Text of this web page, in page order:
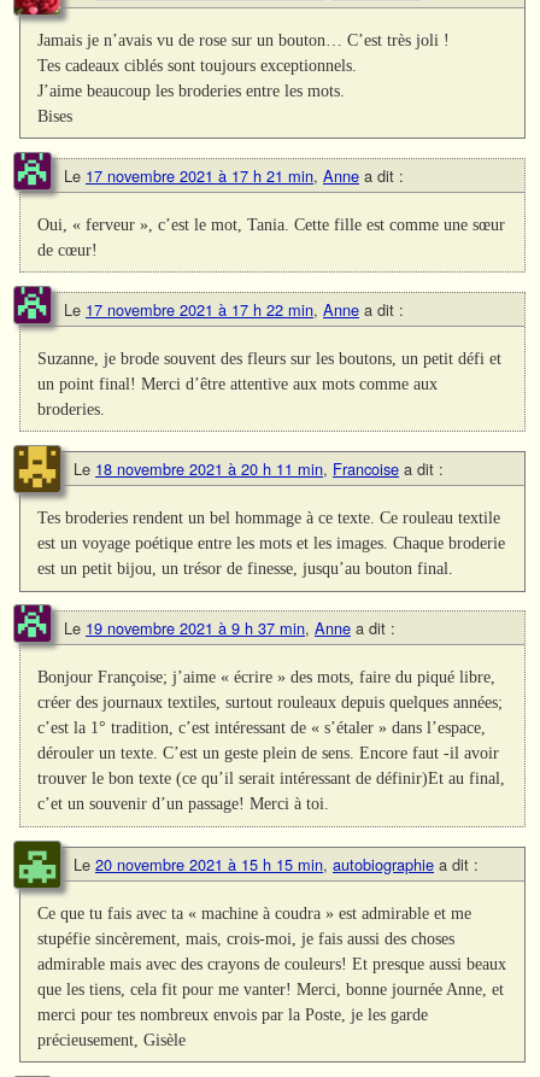
Jamais je n’avais vu de rose sur un bouton… C’est très joli !
Tes cadeaux ciblés sont toujours exceptionnels.
J’aime beaucoup les broderies entre les mots.
Bises
Le 17 novembre 2021 à 17 h 21 min, Anne a dit :
Oui, « ferveur », c’est le mot, Tania. Cette fille est comme une sœur
de cœur!
Le 17 novembre 2021 à 17 h 22 min, Anne a dit :
Suzanne, je brode souvent des fleurs sur les boutons, un petit défi et
un point final! Merci d’être attentive aux mots comme aux
broderies.
Le 18 novembre 2021 à 20 h 11 min, Francoise a dit :
Tes broderies rendent un bel hommage à ce texte. Ce rouleau textile
est un voyage poétique entre les mots et les images. Chaque broderie
est un petit bijou, un trésor de finesse, jusqu’au bouton final.
Le 19 novembre 2021 à 9 h 37 min, Anne a dit :
Bonjour Françoise; j’aime « écrire » des mots, faire du piqué libre,
créer des journaux textiles, surtout rouleaux depuis quelques années;
c’est la 1° tradition, c’est intéressant de « s’étaler » dans l’espace,
dérouler un texte. C’est un geste plein de sens. Encore faut -il avoir
trouver le bon texte (ce qu’il serait intéressant de définir)Et au final,
c’et un souvenir d’un passage! Merci à toi.
Le 20 novembre 2021 à 15 h 15 min, autobiographie a dit :
Ce que tu fais avec ta « machine à coudra » est admirable et me
stupéfie sincèrement, mais, crois-moi, je fais aussi des choses
admirable mais avec des crayons de couleurs! Et presque aussi beaux
que les tiens, cela fit pour me vanter! Merci, bonne journée Anne, et
merci pour tes nombreux envois par la Poste, je les garde
précieusement, Gisèle